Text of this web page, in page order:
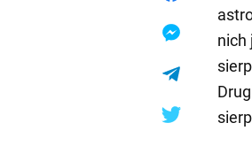
nich